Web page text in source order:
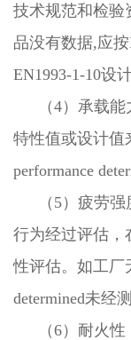
技术规范和检验
品没有数据,应
EN1993-1-10设
（4）承载
特性值或设计值
performance
（5）疲劳
行为经过评估，
性评估。如工厂
determined未经
（6）耐火